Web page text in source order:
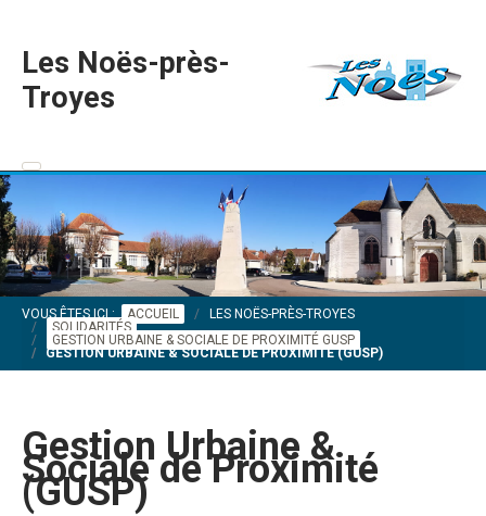
Les Noës-près-
Troyes
VOUS ÊTES ICI : ACCUEIL
LES NOËS-PRÈS-TROYES
SOLIDARITÉS
GESTION URBAINE & SOCIALE DE PROXIMITÉ GUSP
GESTION URBAINE & SOCIALE DE PROXIMITÉ (GUSP)
Gestion Urbaine &
Sociale de Proximité
(GUSP)